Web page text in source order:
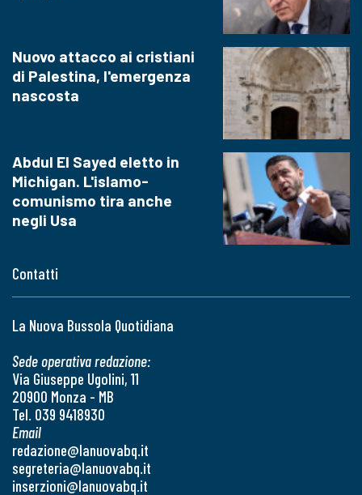
Contatti
La Nuova Bussola Quotidiana
Sede operativa redazione:
Via Giuseppe Ugolini, 11
20900 Monza - MB
Tel. 039 9418930
Email
redazione@lanuovabq.it
segreteria@lanuovabq.it
inserzioni@lanuovabq.it
Nuovo attacco ai cristiani
di Palestina, l'emergenza
nascosta
Abdul El Sayed eletto in
Michigan. L'islamo-
comunismo tira anche
negli Usa